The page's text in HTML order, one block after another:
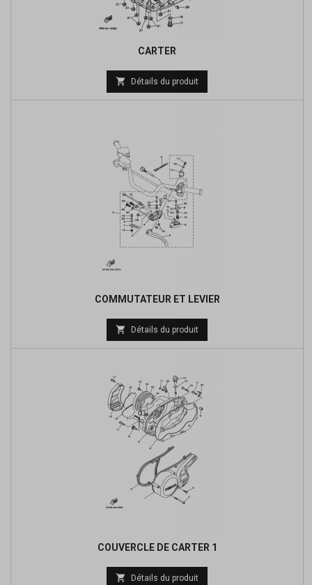
CARTER
Prix
de
 Détails du produit
COMMUTATEUR ET LEVIER
Prix
de
 Détails du produit
COUVERCLE DE CARTER 1
Prix
 Détails du produit